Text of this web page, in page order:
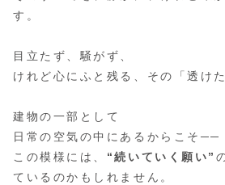
す。
目立たず、騒がず、
けれど心にふと残る、その「透け
建物の一部として
日常の空気の中にあるからこそ──
この模様には、 “続いていく願い”
ているのかもしれません。